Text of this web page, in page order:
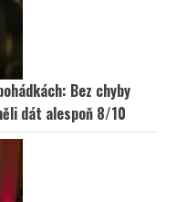
Bez chyby
dát alespoň 8/10